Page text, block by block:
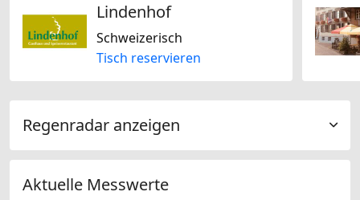
Lindenhof
Schweizerisch
Tisch reservieren
Regenradar anzeigen
Aktuelle Messwerte